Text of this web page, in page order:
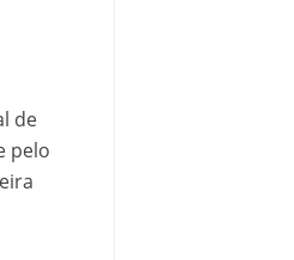
de
pelo